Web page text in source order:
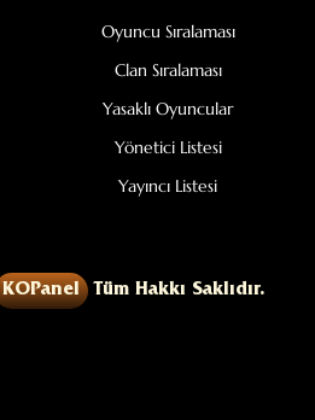
Oyuncu Sıralaması
Clan Sıralaması
Yasaklı Oyuncular
Yönetici Listesi
Yayıncı Listesi
KOPanel Tüm Hakkı Saklıdır.